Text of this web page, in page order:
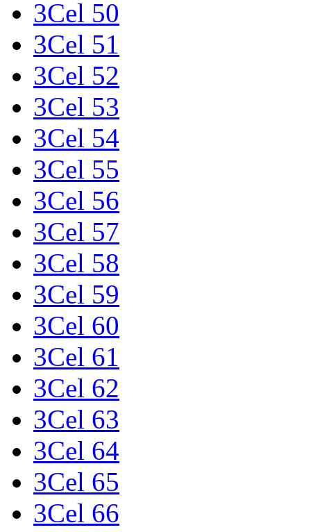
3Cel 50
3Cel 51
3Cel 52
3Cel 53
3Cel 54
3Cel 55
3Cel 56
3Cel 57
3Cel 58
3Cel 59
3Cel 60
3Cel 61
3Cel 62
3Cel 63
3Cel 64
3Cel 65
3Cel 66